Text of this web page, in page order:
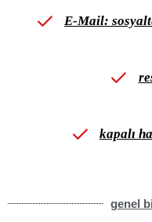
E-Mail:
kapalı
genel